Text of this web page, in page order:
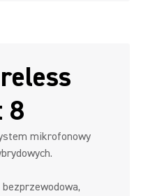
8
mikrofonowy